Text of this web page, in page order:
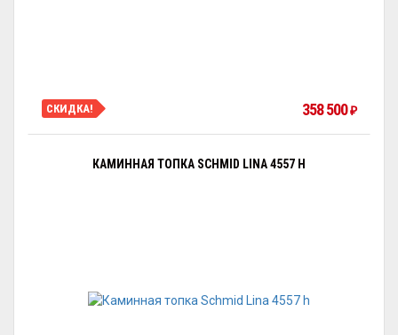
СКИДКА! 358 500₽
КАМИННАЯ ТОПКА SCHMID LINA 4557 H